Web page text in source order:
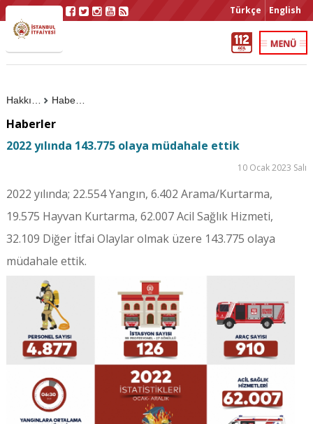
Türkçe English
Haberler
Haberler
2022 yılında 143.775 olaya müdahale ettik
10 Ocak 2023 Salı
2022 yılında; 22.554 Yangın, 6.402 Arama/Kurtarma,
19.575 Hayvan Kurtarma, 62.007 Acil Sağlık Hizmeti,
32.109 Diğer İtfai Olaylar olmak üzere 143.775 olaya
müdahale ettik.